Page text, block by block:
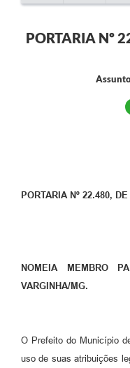
PORTARIA Nº
PORTARIA Nº 22.480,
NOMEIA MEMBRO
VARGINHA/MG.
O Prefeito do Município
uso de suas atribuições